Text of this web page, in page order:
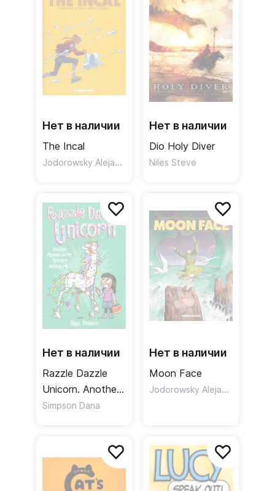
Нет в наличии
The Incal
Jodorowsky Alejandro
Нет в наличии
Dio Holy Diver
Niles Steve
Нет в наличии
Razzle Dazzle
Unicorn. Another
Phoebe and Her
Simpson Dana
Нет в наличии
Moon Face
Jodorowsky Alejandro